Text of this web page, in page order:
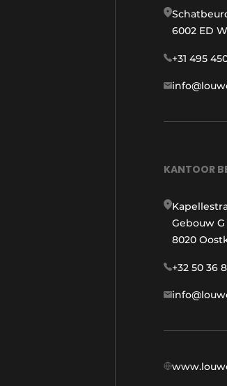
6002 ED
+31 495
KANTOOR
Gebouw G
8020
+32 50 36